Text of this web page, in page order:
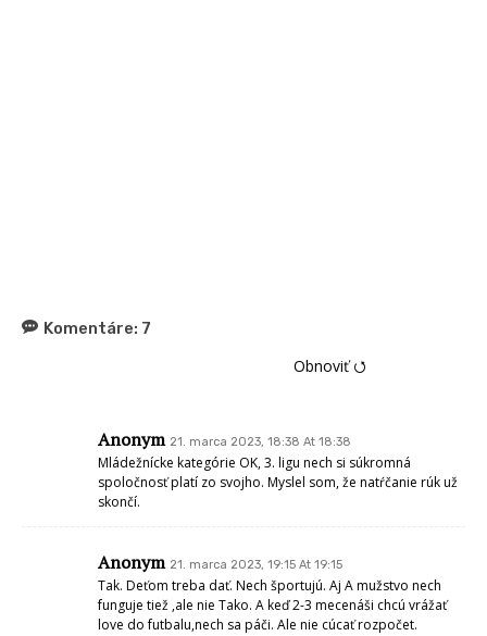
Komentáre: 7
Obnoviť ⭯
Anonym 21. marca 2023, 18:38 At 18:38
Mládežnícke kategórie OK, 3. ligu nech si súkromná
spoločnosť platí zo svojho. Myslel som, že natŕčanie rúk už
skončí.
Anonym 21. marca 2023, 19:15 At 19:15
Tak. Deťom treba dať. Nech športujú. Aj A mužstvo nech
funguje tiež ,ale nie Tako. A keď 2-3 mecenáši chcú vrážať
love do futbalu,nech sa páči. Ale nie cúcať rozpočet.